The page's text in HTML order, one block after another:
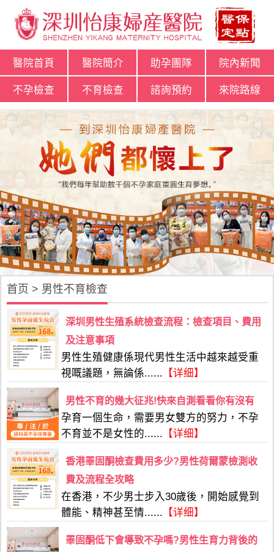
醫院首頁 醫院簡介 助孕團隊 院內新聞
不孕檢查 不育檢查 諮詢預約 來院路線
首页 > 男性不育檢查
深圳男性生殖系統檢查流程：檢查項目、費用
及注意事項
男性生殖健康係現代男性生活中越來越受重
視嘅議題，無論係...... 【详细】
男性不育的幾大征兆!快來自測看看你有沒有
孕育一個生命，需要男女雙方的努力，不孕
不育並不是女性的...... 【详细】
香港睪固酮檢查費用多少?男性荷爾蒙檢測收
費及流程全攻略
在香港，不少男士步入30歲後，開始感覺到
體能、精神甚至情...... 【详细】
睪固酮低下會導致不孕嗎?男性生育力背後的